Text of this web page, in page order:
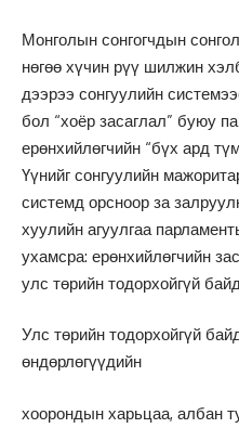
Монголын сонгогчдын
нөгөө хүчин рүү шилжин
дээрээ сонгуулийн
бол “хоёр засаглал” буюу
ерөнхийлөгчийн “бүх ард
Үүнийг сонгуулийн
системд орсноор за
хуулийн агуулгаа
ухамсра: ерөнхийлөгчийн
улс төрийн тодорхойгүй
Улс төрийн тодорхойгүй
өндөрлөгүүдийн
хоорондын харьцаа, албан